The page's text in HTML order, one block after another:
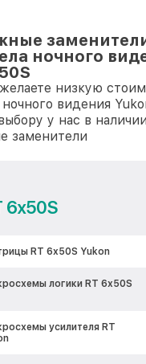
ночного
низкую
видения
у нас в
заменители
6x50S
RT 6x50S Yukon
логики RT 6x50S
усилителя RT